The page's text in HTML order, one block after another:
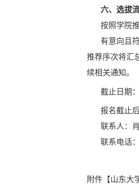
六、选拔
按照学院
有意向且
推荐序次将汇
续相关通知。
截止日期：
报名截止
联系人：
联系电话：
附件【山东大